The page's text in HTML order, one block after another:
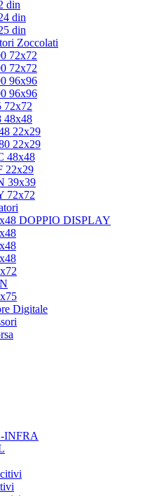
din
din
din
Zoccolati
72x72
72x72
96x96
96x96
72x72
48x48
22x29
22x29
48x48
22x29
39x39
72x72
DOPPIO DISPLAY
Digitale
INFRA